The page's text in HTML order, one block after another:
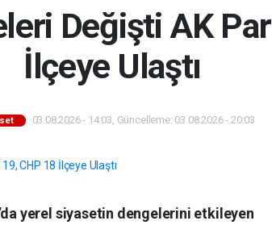
Değişti AK
İlçeye Ulaştı
03.08.2026 - 14:03, Güncelleme: 03.08.2026 - 20:03
yerel siyasetin dengelerini etkileyen